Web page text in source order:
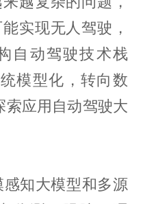
实现无人驾驶，
自动驾驶技术栈
模型化，转向数
索应用自动驾驶大
知大模型和多源